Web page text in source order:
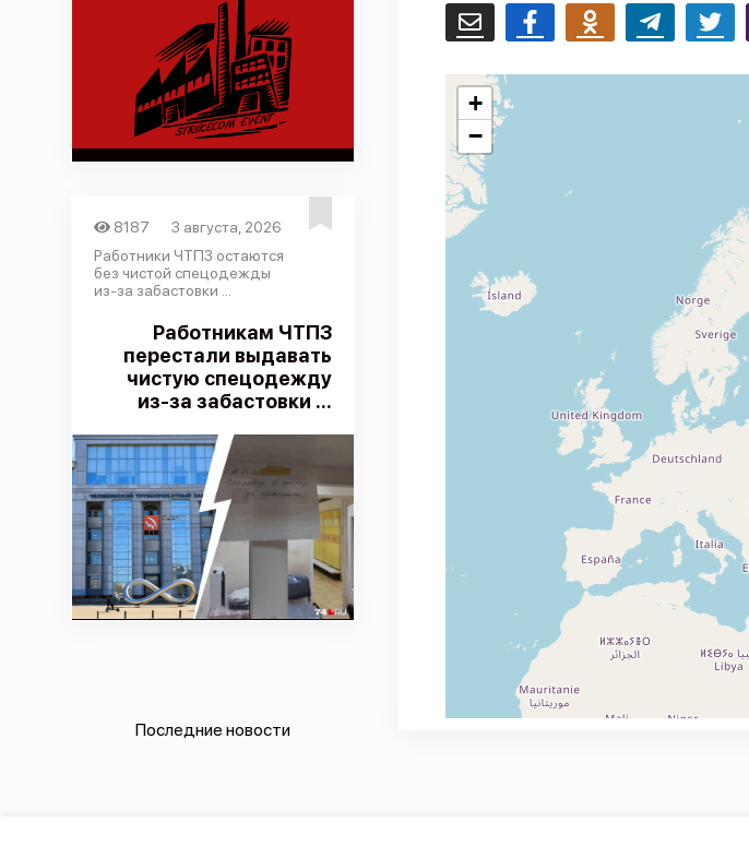
8187
3 августа, 2026
Работники ЧТПЗ остаются
без чистой спецодежды
из-за забастовки ...
Работникам ЧТПЗ
перестали выдавать
чистую спецодежду
из-за забастовки ...
Последние новости
Email FacebookOdnoklassnikiTelegram Twitter
+
−